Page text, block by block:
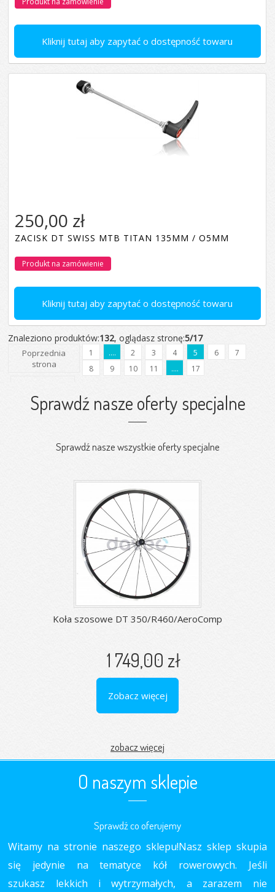
Kliknij tutaj aby zapytać o dostępność towaru
Kliknij tutaj aby zapytać o dostępność towaru
250,00 zł
ZACISK DT SWISS MTB TITAN 135MM / O5MM
Produkt na zamówienie
Znaleziono produktów:132, oglądasz stronę:5/17
Poprzednia
strona
1 .... 2 3 4 5 6
7
8
9 10 11 .... 17
strona
Sprawdź nasze oferty specjalne
Sprawdź nasze wszystkie oferty specjalne
Koła szosowe DT 350/R460/AeroComp
1 749,00 zł
Zobacz więcej
zobacz więcej
O naszym sklepie
Sprawdź co oferujemy
Witamy na stronie naszego sklepu!Nasz sklep skupia
się jedynie na tematyce kół rowerowych. Jeśli
szukasz lekkich i wytrzymałych, a zarazem nie